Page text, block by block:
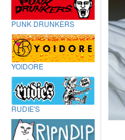
PUNK DRUNKERS
YOIDORE
RUDIE'S